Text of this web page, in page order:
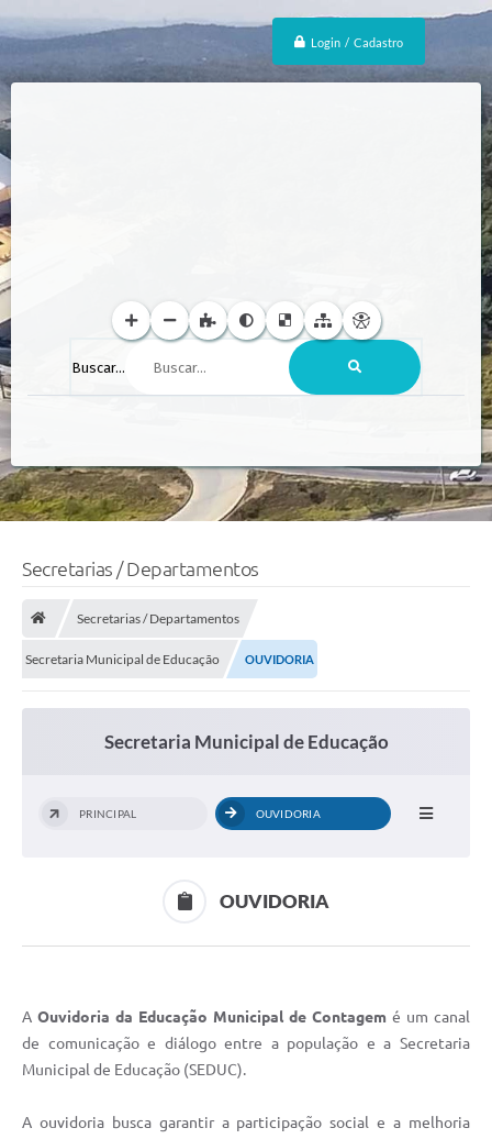
Login / Cadastro
Buscar...
Secretarias / Departamentos
Secretarias / Departamentos
Secretaria Municipal de Educação OUVIDORIA
Secretaria Municipal de Educação
PRINCIPAL OUVIDORIA
OUVIDORIA
A Ouvidoria da Educação Municipal de Contagem é um canal
de comunicação e diálogo entre a população e a Secretaria
Municipal de Educação (SEDUC).
A ouvidoria busca garantir a participação social e a melhoria